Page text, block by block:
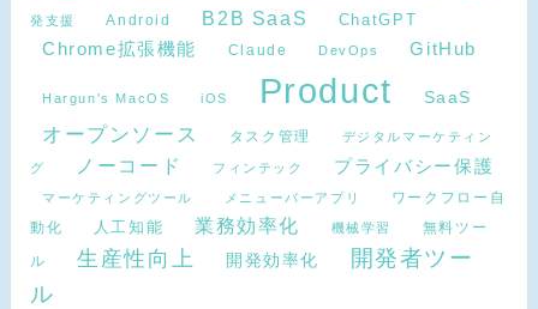
発支援 Android B2B SaaS ChatGPT
Chrome拡張機能 Claude DevOps GitHub
Hargun's MacOS iOS Product SaaS
オープンソース タスク管理 デジタルマーケティン
グ ノーコード フィンテック プライバシー保護
マーケティングツール メニューバーアプリ
ワークフロー自
動化
人工知能 業務効率化 機械学習
無料ツー
ル
生産性向上 開発効率化
開発者ツー
ル